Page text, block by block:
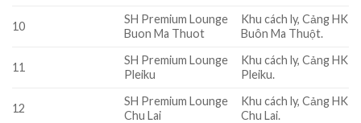
10
SH Premium Lounge
Buon Ma Thuot
Khu cách ly, Cảng HK
Buôn Ma Thuột.
11
SH Premium Lounge
Pleiku
Khu cách ly, Cảng HK
Pleiku.
12
SH Premium Lounge
Chu Lai
Khu cách ly, Cảng HK
Chu Lai.